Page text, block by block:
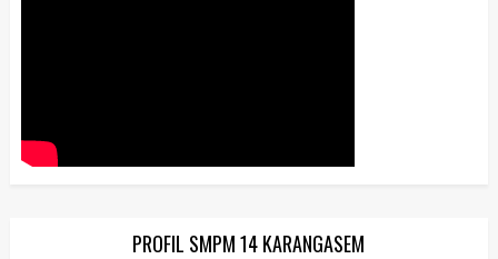
PROFIL SMPM 14 KARANGASEM